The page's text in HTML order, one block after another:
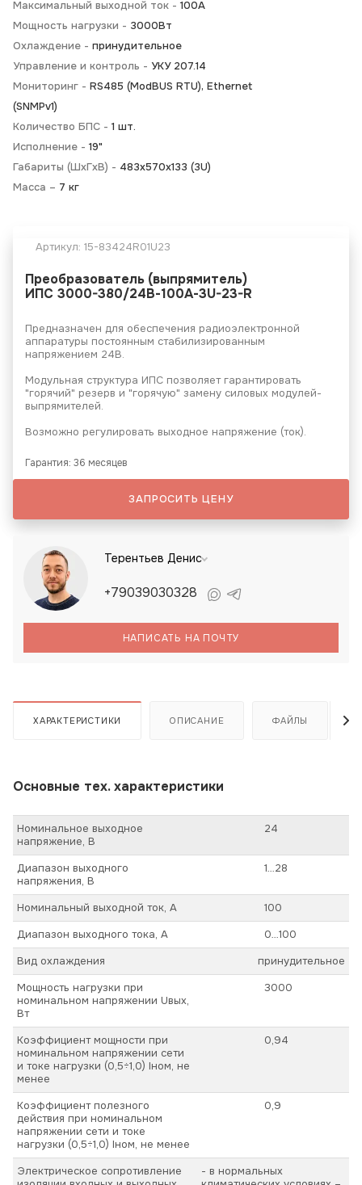
Максимальный выходной ток - 100А
Мощность нагрузки - 3000Вт
Охлаждение - принудительное
Управление и контроль - УКУ 207.14
Мониторинг - RS485 (ModBUS RTU), Ethernet
(SNMPv1)
Количество БПС - 1 шт.
Исполнение - 19"
Габариты (ШхГхВ) - 483x570x133 (3U)
Масса – 7 кг
Артикул: 15-83424R01U23
Преобразователь (выпрямитель)
ИПС 3000-380/24В-100А-3U-23-R
Предназначен для обеспечения радиоэлектронной
аппаратуры постоянным стабилизированным
напряжением 24В.
Модульная структура ИПС позволяет гарантировать
"горячий" резерв и "горячую" замену силовых модулей-
выпрямителей.
Возможно регулировать выходное напряжение (ток).
Гарантия: 36 месяцев
ЗАПРОСИТЬ ЦЕНУ
Терентьев Денис
+79039030328
НАПИСАТЬ НА ПОЧТУ
ХАРАКТЕРИСТИКИ ОПИСАНИЕ ФАЙЛЫ
Основные тех. характеристики
Номинальное выходное
напряжение, В
24
Диапазон выходного
напряжения, В
1…28
Номинальный выходной ток, А
100
Диапазон выходного тока, А
0…100
Вид охлаждения
принудительное
Мощность нагрузки при
номинальном напряжении Uвых,
Вт
3000
Коэффициент мощности при
номинальном напряжении сети
и токе нагрузки (0,5÷1,0) Iном, не
менее
0,94
Коэффициент полезного
действия при номинальном
напряжении сети и токе
нагрузки (0,5÷1,0) Iном, не менее
0,9
Электрическое сопротивление
- в нормальных